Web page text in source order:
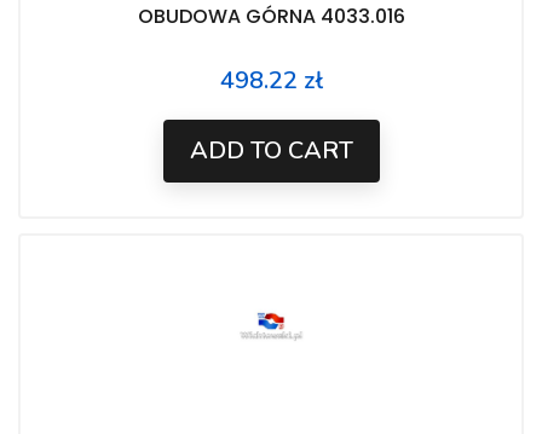
OBUDOWA GÓRNA 4033.016
Price
498.22 zł
ADD TO CART